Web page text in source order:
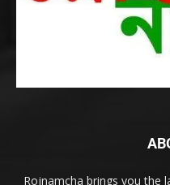
Rojnamcha brings you the